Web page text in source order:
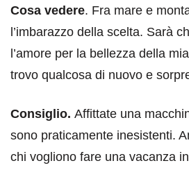
Cosa vedere. Fra mare e
l’imbarazzo della scelta. Sarà
l’amore per la bellezza della
trovo qualcosa di nuovo e
Consiglio. Affittate una
sono praticamente inesistenti.
chi vogliono fare una vacanza